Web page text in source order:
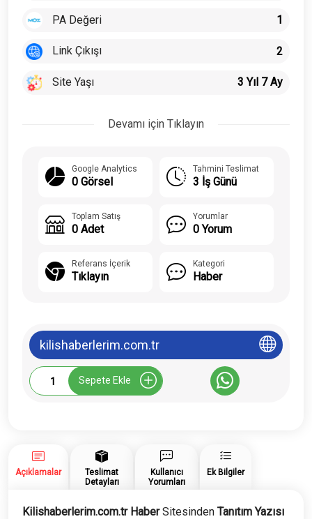
PA Değeri 1
Link Çıkışı 2
Site Yaşı 3 Yıl 7 Ay
Devamı için Tıklayın
Google Analytics
0 Görsel
Tahmini Teslimat
3 İş Günü
Toplam Satış
0 Adet
Yorumlar
0 Yorum
Referans İçerik
Tıklayın
Kategori
Haber
kilishaberlerim.com.tr
Kilishaberlerim.com.tr
Tanıtım
Sepete Ekle
Açıklamalar
Teslimat
Detayları
Kullanıcı
Yorumları
Ek Bilgiler
Kilishaberlerim.com.tr HaberSitesinden Tanıtım Yazısı